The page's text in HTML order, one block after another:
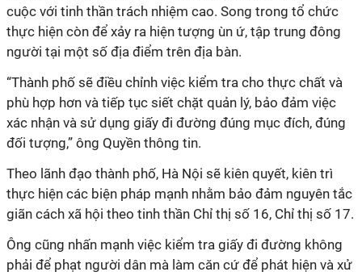
cuộc với tinh thần trách nhiệm cao. Song trong tổ chức
thực hiện còn để xảy ra hiện tượng ùn ứ, tập trung đông
người tại một số địa điểm trên địa bàn.
“Thành phố sẽ điều chỉnh việc kiểm tra cho thực chất và
phù hợp hơn và tiếp tục siết chặt quản lý, bảo đảm việc
xác nhận và sử dụng giấy đi đường đúng mục đích, đúng
đối tượng,” ông Quyền thông tin.
Theo lãnh đạo thành phố, Hà Nội sẽ kiên quyết, kiên trì
thực hiện các biện pháp mạnh nhằm bảo đảm nguyên tắc
giãn cách xã hội theo tinh thần Chỉ thị số 16, Chỉ thị số 17.
Ông cũng nhấn mạnh việc kiểm tra giấy đi đường không
phải để phạt người dân mà làm căn cứ để phát hiện và xử